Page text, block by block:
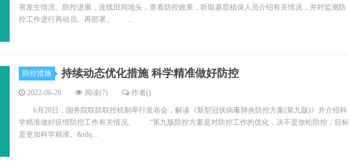
害发生情况、防控进展，连线田间地头，查看防控效果，听取基层植保人员介绍有关情况，并对监测防
控工作进行再动员、再部署。 ...
防控措施 持续动态优化措施 科学精准做好防控
2022-06-28 阅读(7) 作者()
6月28日，国务院联防联控机制举行发布会，解读《新型冠状病毒肺炎防控方案(第九版)》并介绍科
学精准做好疫情防控工作有关情况。 “第九版防控方案是对防控工作的优化，决不是放松防控，目标
是更加科学精准。&rdq...